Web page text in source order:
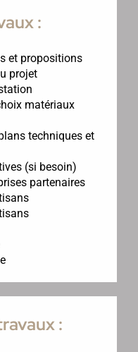
:
et propositions
projet
matériaux
techniques et
(si besoin)
partenaires
: